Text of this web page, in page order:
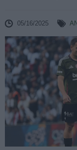
05/16/2025